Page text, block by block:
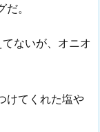
。
ないが、オニオ
けてくれた塩や